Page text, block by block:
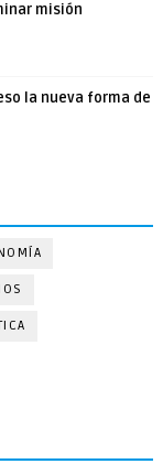
misión
la nueva forma de